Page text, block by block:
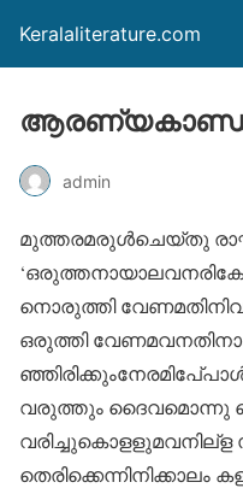
Keralaliterature.com
admin
മുത്തരമരുള്‍ചെയ്തു
നൊരുത്തി
ഒരുത്തി
വരുത്തും ദൈവമൊന്നു